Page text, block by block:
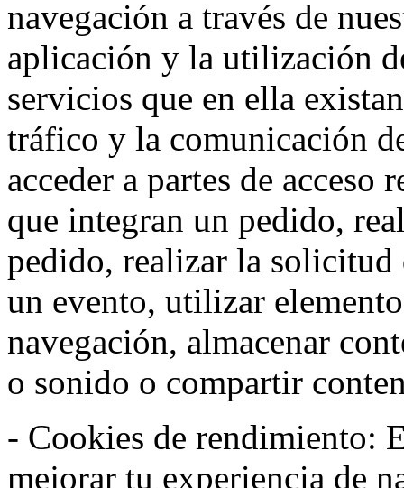
navegación a través de
aplicación y la utilización
servicios que en ella
tráfico y la comunicación
acceder a partes de
que integran un pedido,
pedido, realizar la
un evento, utilizar
navegación, almacenar
o sonido o compartir
- Cookies de rendimiento:
mejorar tu experiencia de